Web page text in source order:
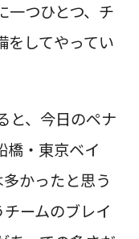
一つひとつ、チ
をしてやってい
、今日のペナ
橋・東京ベイ
多かったと思う
ームのブレイ